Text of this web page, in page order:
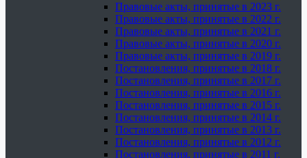
Правовые акты, принятые в 2023 г.
Правовые акты, принятые в 2022 г.
Правовые акты, принятые в 2021 г.
Правовые акты, принятые в 2020 г.
Правовые акты, принятые в 2019 г.
Постановления, принятые в 2018 г.
Постановления, принятые в 2017 г.
Постановления, принятые в 2016 г.
Постановления, принятые в 2015 г.
Постановления, принятые в 2014 г.
Постановления, принятые в 2013 г.
Постановления, принятые в 2012 г.
Постановления, принятые в 2011 г.